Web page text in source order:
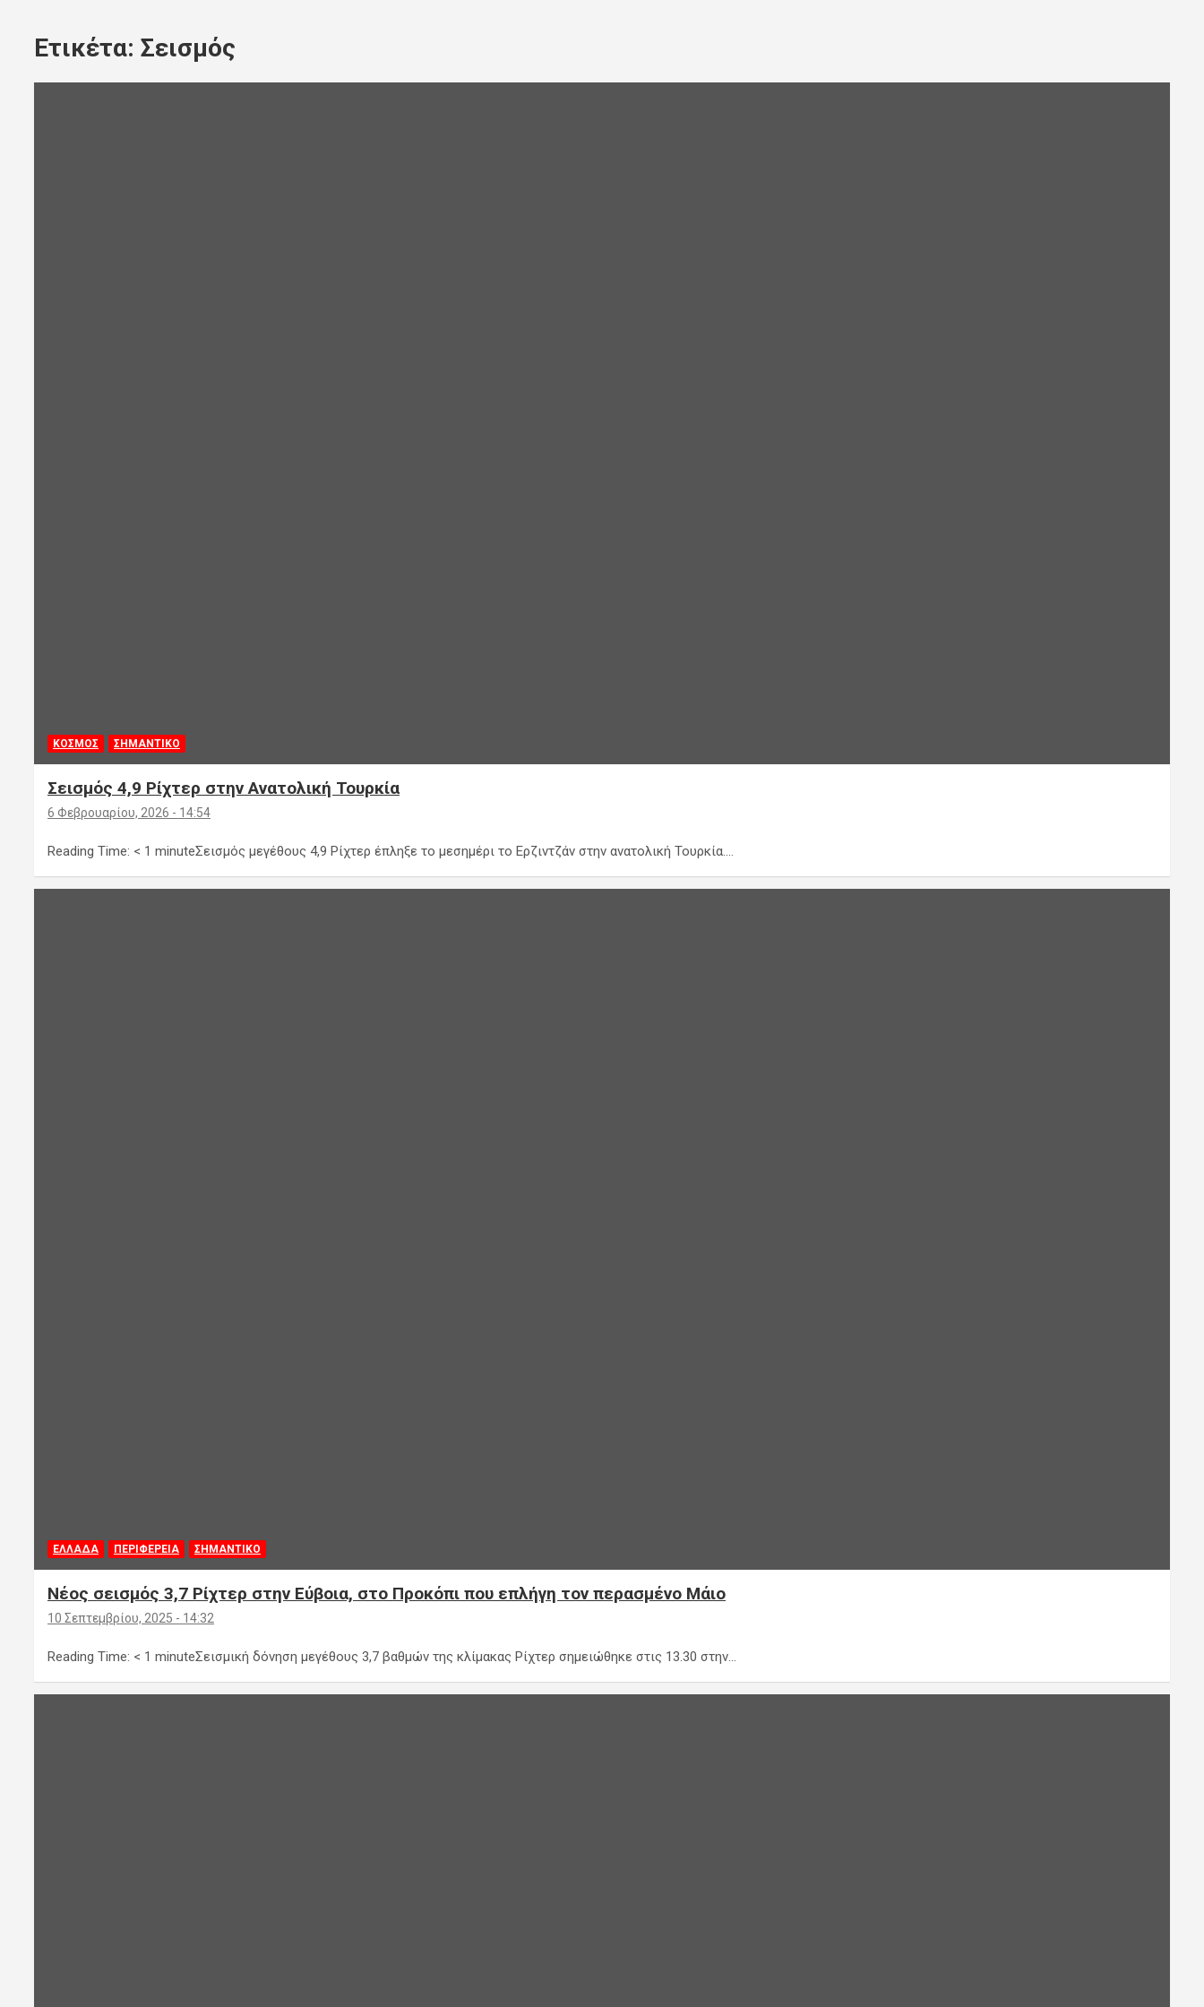
Ετικέτα: Σεισμός
ΚΟΣΜΟΣ ΣΗΜΑΝΤΙΚΟ
Σεισμός 4,9 Ρίχτερ στην Ανατολική Τουρκία
6 Φεβρουαρίου, 2026 - 14:54
Reading Time: < 1 minuteΣεισμός μεγέθους 4,9 Ρίχτερ έπληξε το μεσημέρι το Ερζιντζάν στην ανατολική Τουρκία.…
ΕΛΛΑΔΑ ΠΕΡΙΦΕΡΕΙΑ ΣΗΜΑΝΤΙΚΟ
Νέος σεισμός 3,7 Ρίχτερ στην Εύβοια, στο Προκόπι που επλήγη τον περασμένο Μάιο
10 Σεπτεμβρίου, 2025 - 14:32
Reading Time: < 1 minuteΣεισμική δόνηση μεγέθους 3,7 βαθμών της κλίμακας Ρίχτερ σημειώθηκε στις 13.30 στην…